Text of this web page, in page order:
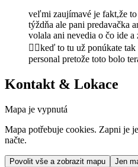
veľmi zaujímavé je fakt,že
týždňa ale pani predavačka
volala ani nevedia o čo ide
👎🏻keď to tu už ponúkate
personal pretože toto bolo
Kontakt & Lokace
Mapa je vypnutá
Mapa potřebuje cookies. Zapni je
načte.
Povolit vše a zobrazit mapu Jen